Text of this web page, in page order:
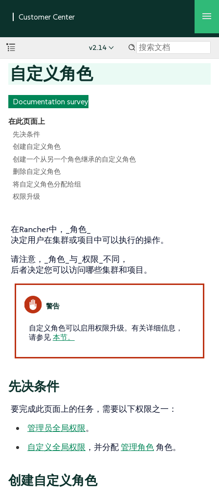
v2.14
自定义角色
Documentation survey
在此页面上
先决条件
创建自定义角色
创建一个从另一个角色继承的自定义角色
删除自定义角色
将自定义角色分配给组
权限升级
在Rancher中，_角色_
决定用户在集群或项目中可以执行的操作。
请注意，_角色_与_权限_不同，
后者决定您可以访问哪些集群和项目。
自定义角色可以启用权限升级。有关详细信息，
请参见 本节。
先决条件
要完成此页面上的任务，需要以下权限之一：
管理员全局权限。
自定义全局权限 ，并分配管理角色角色。
创建自定义角色